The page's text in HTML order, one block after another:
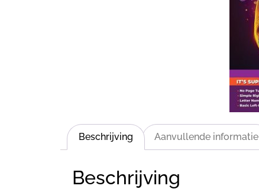
Beschrijving Aanvullende informatie
Beschrijving